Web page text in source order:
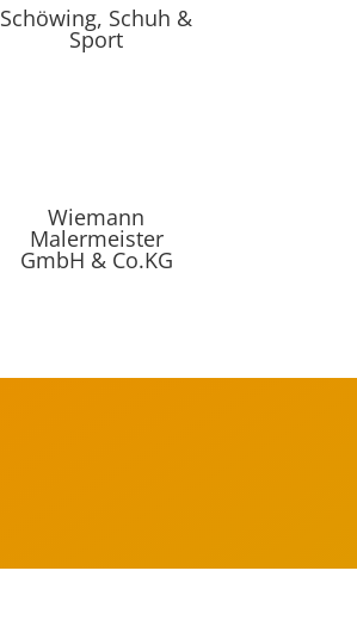
Schöwing, Schuh &
Sport
Wiemann
Malermeister
GmbH & Co.KG